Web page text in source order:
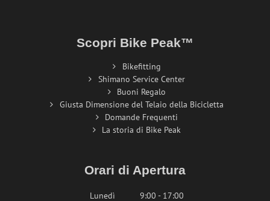
Scopri Bike Peak™
Bikefitting
Shimano Service Center
Buoni Regalo
Giusta Dimensione del Telaio della Bicicletta
Domande Frequenti
La storia di Bike Peak
Orari di Apertura
Lunedì
9:00 - 17:00